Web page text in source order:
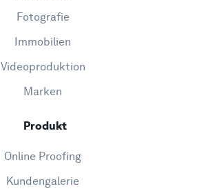
Fotografie
Immobilien
Videoproduktion
Marken
Produkt
Online Proofing
Kundengalerie